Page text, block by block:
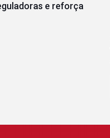
e reforça